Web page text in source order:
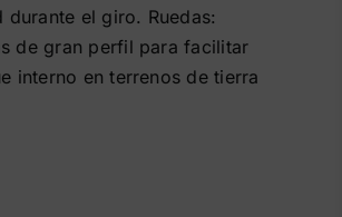
durante el giro. Ruedas:
de gran perfil para facilitar
interno en terrenos de tierra